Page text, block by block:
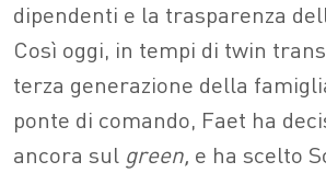
dipendenti e la trasparenza
Così oggi, in tempi di twin
terza generazione della
ponte di comando, Faet ha
ancora sul green, e ha scelto